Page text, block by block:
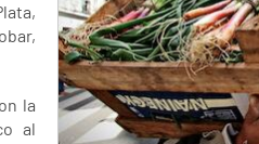
la
al